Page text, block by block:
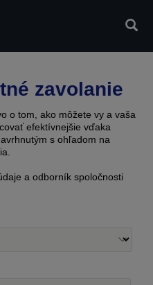
zavolanie
o tom, ako môžete vy a vaša
efektívnejšie vďaka
s ohľadom na
a odborník spoločnosti